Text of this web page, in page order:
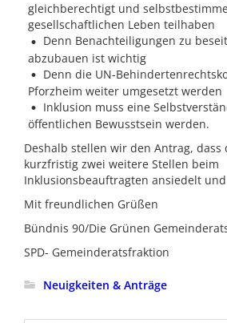
gleichberechtigt und
gesellschaftlichen Leben teilhaben
Denn Benachteiligungen zu
abzubauen ist wichtig
Denn die UN-
Pforzheim weiter umgesetzt werden
Inklusion muss eine
öffentlichen Bewusstsein werden.
Deshalb stellen wir den Antrag, dass
kurzfristig zwei weitere Stellen beim
Inklusionsbeauftragten ansiedelt
Mit freundlichen Grüßen
Bündnis 90/Die Grünen
SPD- Gemeinderatsfraktion
Neuigkeiten & Anträge